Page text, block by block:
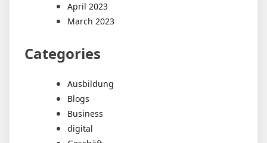
April 2023
March 2023
Categories
Ausbildung
Blogs
Business
digital